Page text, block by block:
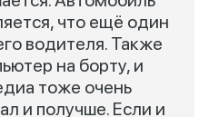
что ещё один
водителя. Также
на борту, и
тоже очень
и получше. Если и